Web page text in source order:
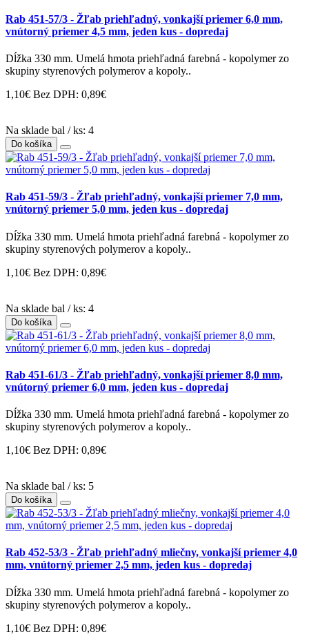
Rab 451-57/3 - Žľab priehľadný, vonkajší priemer 6,0 mm,
vnútorný priemer 4,5 mm, jeden kus - dopredaj
Dĺžka 330 mm. Umelá hmota priehľadná farebná - kopolymer zo
skupiny styrenových polymerov a kopoly..
1,10€ Bez DPH: 0,89€
Na sklade bal / ks: 4
Do košíka
Rab 451-59/3 - Žľab priehľadný, vonkajší priemer 7,0 mm,
vnútorný priemer 5,0 mm, jeden kus - dopredaj
Dĺžka 330 mm. Umelá hmota priehľadná farebná - kopolymer zo
skupiny styrenových polymerov a kopoly..
1,10€ Bez DPH: 0,89€
Na sklade bal / ks: 4
Do košíka
Rab 451-61/3 - Žľab priehľadný, vonkajší priemer 8,0 mm,
vnútorný priemer 6,0 mm, jeden kus - dopredaj
Dĺžka 330 mm. Umelá hmota priehľadná farebná - kopolymer zo
skupiny styrenových polymerov a kopoly..
1,10€ Bez DPH: 0,89€
Na sklade bal / ks: 5
Do košíka
Rab 452-53/3 - Žľab priehľadný mliečny, vonkajší priemer 4,0
mm, vnútorný priemer 2,5 mm, jeden kus - dopredaj
Dĺžka 330 mm. Umelá hmota priehľadná farebná - kopolymer zo
skupiny styrenových polymerov a kopoly..
1,10€ Bez DPH: 0,89€